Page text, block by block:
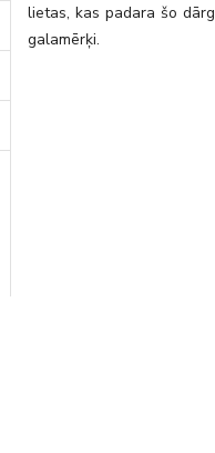
lietas, kas padara šo
galamērķi.